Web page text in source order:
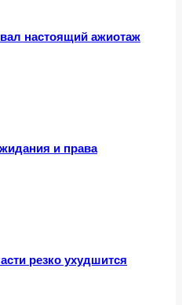
настоящий ажиотаж
и права
резко ухудшится